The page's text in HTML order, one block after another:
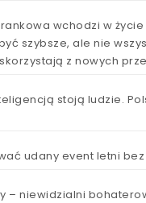
wchodzi w życie
szybsze, ale nie
z nowych
stoją ludzie.
udany event letni
– niewidzialni